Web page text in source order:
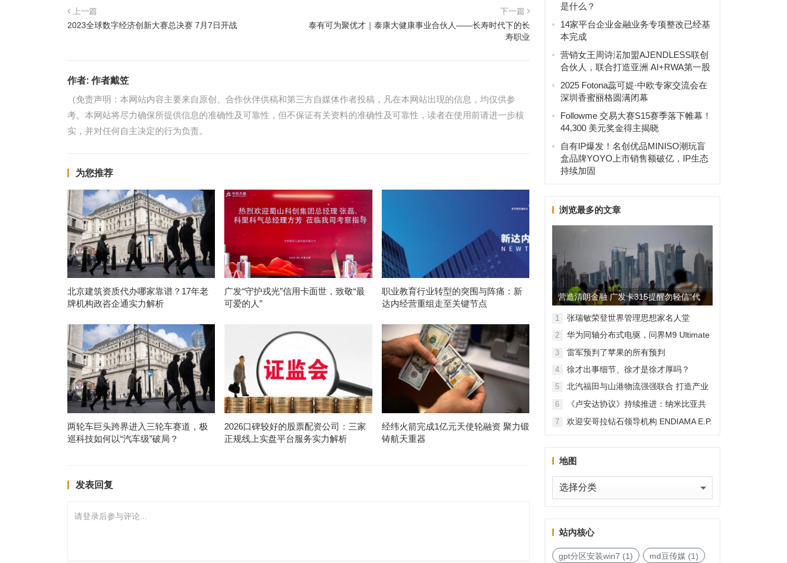
上一篇
2023全球数字经济创新大赛总决赛 7月7日开战
下一篇
泰有可为聚优才｜泰康大健康事业合伙人——长寿时代下的长
寿职业
作者: 作者戴笠
（免责声明：本网站内容主要来自原创、合作伙伴供稿和第三方自媒体作者投稿，凡在本网站出现的信息，均仅供参
考。本网站将尽力确保所提供信息的准确性及可靠性，但不保证有关资料的准确性及可靠性，读者在使用前请进一步核
实，并对任何自主决定的行为负责。
为您推荐
北京建筑资质代办哪家靠谱？17年老
牌机构政咨企通实力解析
广发“守护戎光”信用卡面世，致敬“最
可爱的人”
职业教育行业转型的突围与阵痛：新
达内经营重组走至关键节点
两轮车巨头跨界进入三轮车赛道，极
巡科技如何以“汽车级”破局？
2026口碑较好的股票配资公司：三家
正规线上实盘平台服务实力解析
经纬火箭完成1亿元天使轮融资 聚力锻
铸航天重器
发表回复
请登录后参与评论...
是什么？
14家平台企业金融业务专项整改已经基
本完成
营销女王周诗渃加盟AJENDLESS联创
合伙人，联合打造亚洲 AI+RWA第一股
2025 Fotona蕊可媞·中欧专家交流会在
深圳香蜜丽格圆满闭幕
Followme 交易大赛S15赛季落下帷幕！
44,300 美元奖金得主揭晓
自有IP爆发！名创优品MINISO潮玩盲
盒品牌YOYO上市销售额破亿，IP生态
持续加固
浏览最多的文章
营造清朗金融 广发卡315提醒勿轻信“代
理维权”
1 张瑞敏荣登世界管理思想家名人堂
2
华为同轴分布式电驱，问界M9 Ultimate
背后的“车轮思想者”
3 雷军预判了苹果的所有预判
4 徐才出事细节、徐才是徐才厚吗？
5
北汽福田与山港物流强强联合 打造产业
融合新范本
6
《卢安达协议》持续推进：纳米比亚共
和国加入，印度宝石与珠宝出口促进委
员会与迪拜多种商品交易中心启动加入
7
欢迎安哥拉钻石领导机构 ENDIAMA E.P.
地图
地
图
站内核心
gpt分区安装win7 (1) md豆传媒(1)